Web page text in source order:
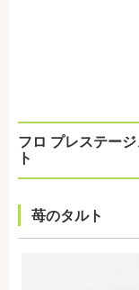
フロ プレステー
ト
苺のタルト